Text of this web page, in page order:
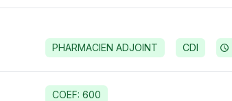
PHARMACIEN ADJOINT CDI
COEF: 600